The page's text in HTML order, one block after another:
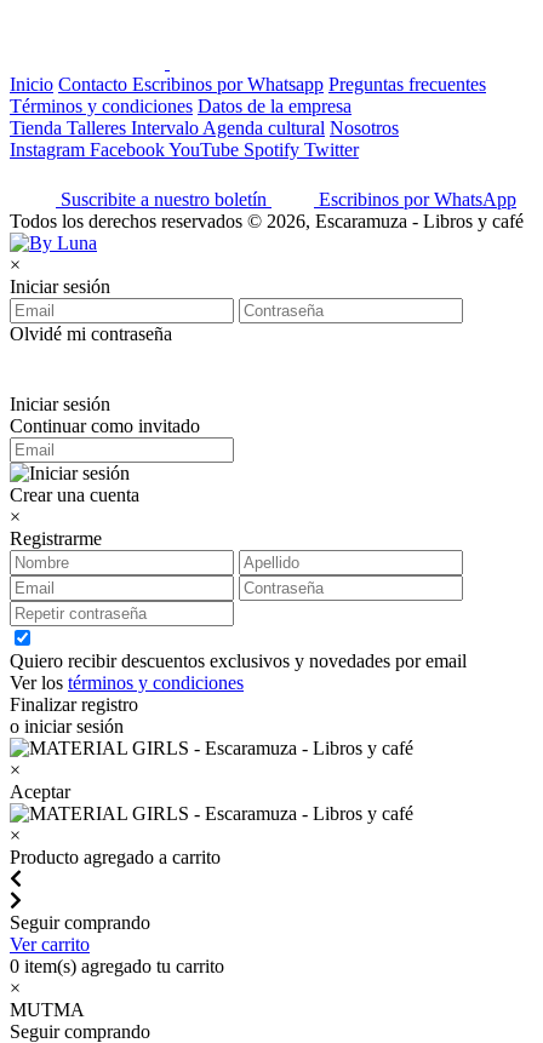
Inicio Contacto Escribinos por Whatsapp Preguntas frecuentes
Términos y condiciones Datos de la empresa
Tienda Talleres Intervalo Agenda cultural Nosotros
Instagram FacebookYouTube Spotify Twitter
Suscribite a nuestro boletín
Escribinos por WhatsApp
Todos los derechos reservados © 2026, Escaramuza - Libros y café
×
Iniciar sesión
Olvidé mi contraseña
Iniciar sesión
Continuar como invitado
Crear una cuenta
×
Registrarme
Quiero recibir descuentos exclusivos y novedades por email
Ver los términos y condiciones
Finalizar registro
o iniciar sesión
×
Aceptar
×
Producto agregado a carrito
Seguir comprando
Ver carrito
0 item(s) agregado tu carrito
×
MUTMA
Seguir comprando